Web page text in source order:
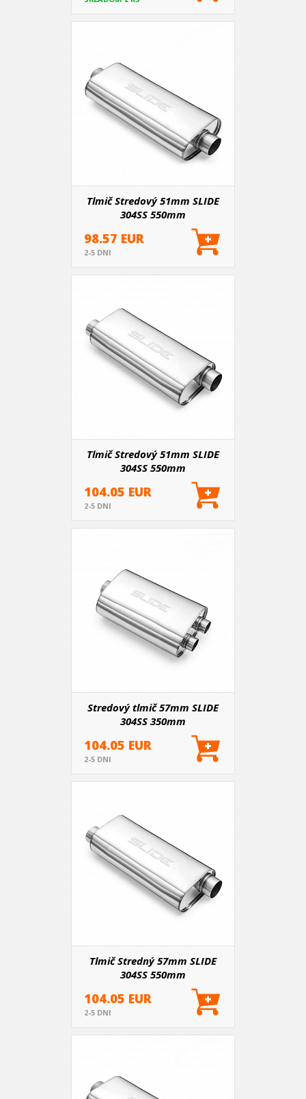
Tlmič Stredový 51mm SLIDE
304SS 550mm
98.57 EUR
2-5 DNI
Tlmič Stredový 51mm SLIDE
304SS 550mm
104.05 EUR
2-5 DNI
Stredový tlmič 57mm SLIDE
304SS 350mm
104.05 EUR
2-5 DNI
Tlmič Stredný 57mm SLIDE
304SS 550mm
104.05 EUR
2-5 DNI